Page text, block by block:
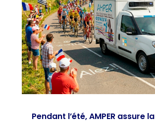
Pendant l’été, AMPER assure la